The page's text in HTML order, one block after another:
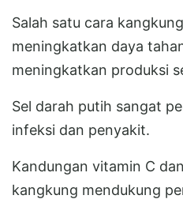
Salah satu cara
meningkatkan daya
meningkatkan produksi
Sel darah putih sangat
infeksi dan penyakit.
Kandungan vitamin C
kangkung mendukung